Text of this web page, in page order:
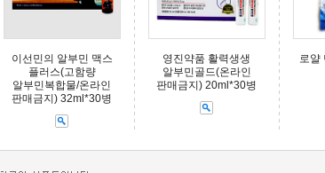
이선민의 알부민 맥스
플러스(고함량
알부민복합물/온라인
판매금지) 32ml*30병
영진약품 활력생생
알부민골드(온라인
판매금지) 20ml*30병
로얄